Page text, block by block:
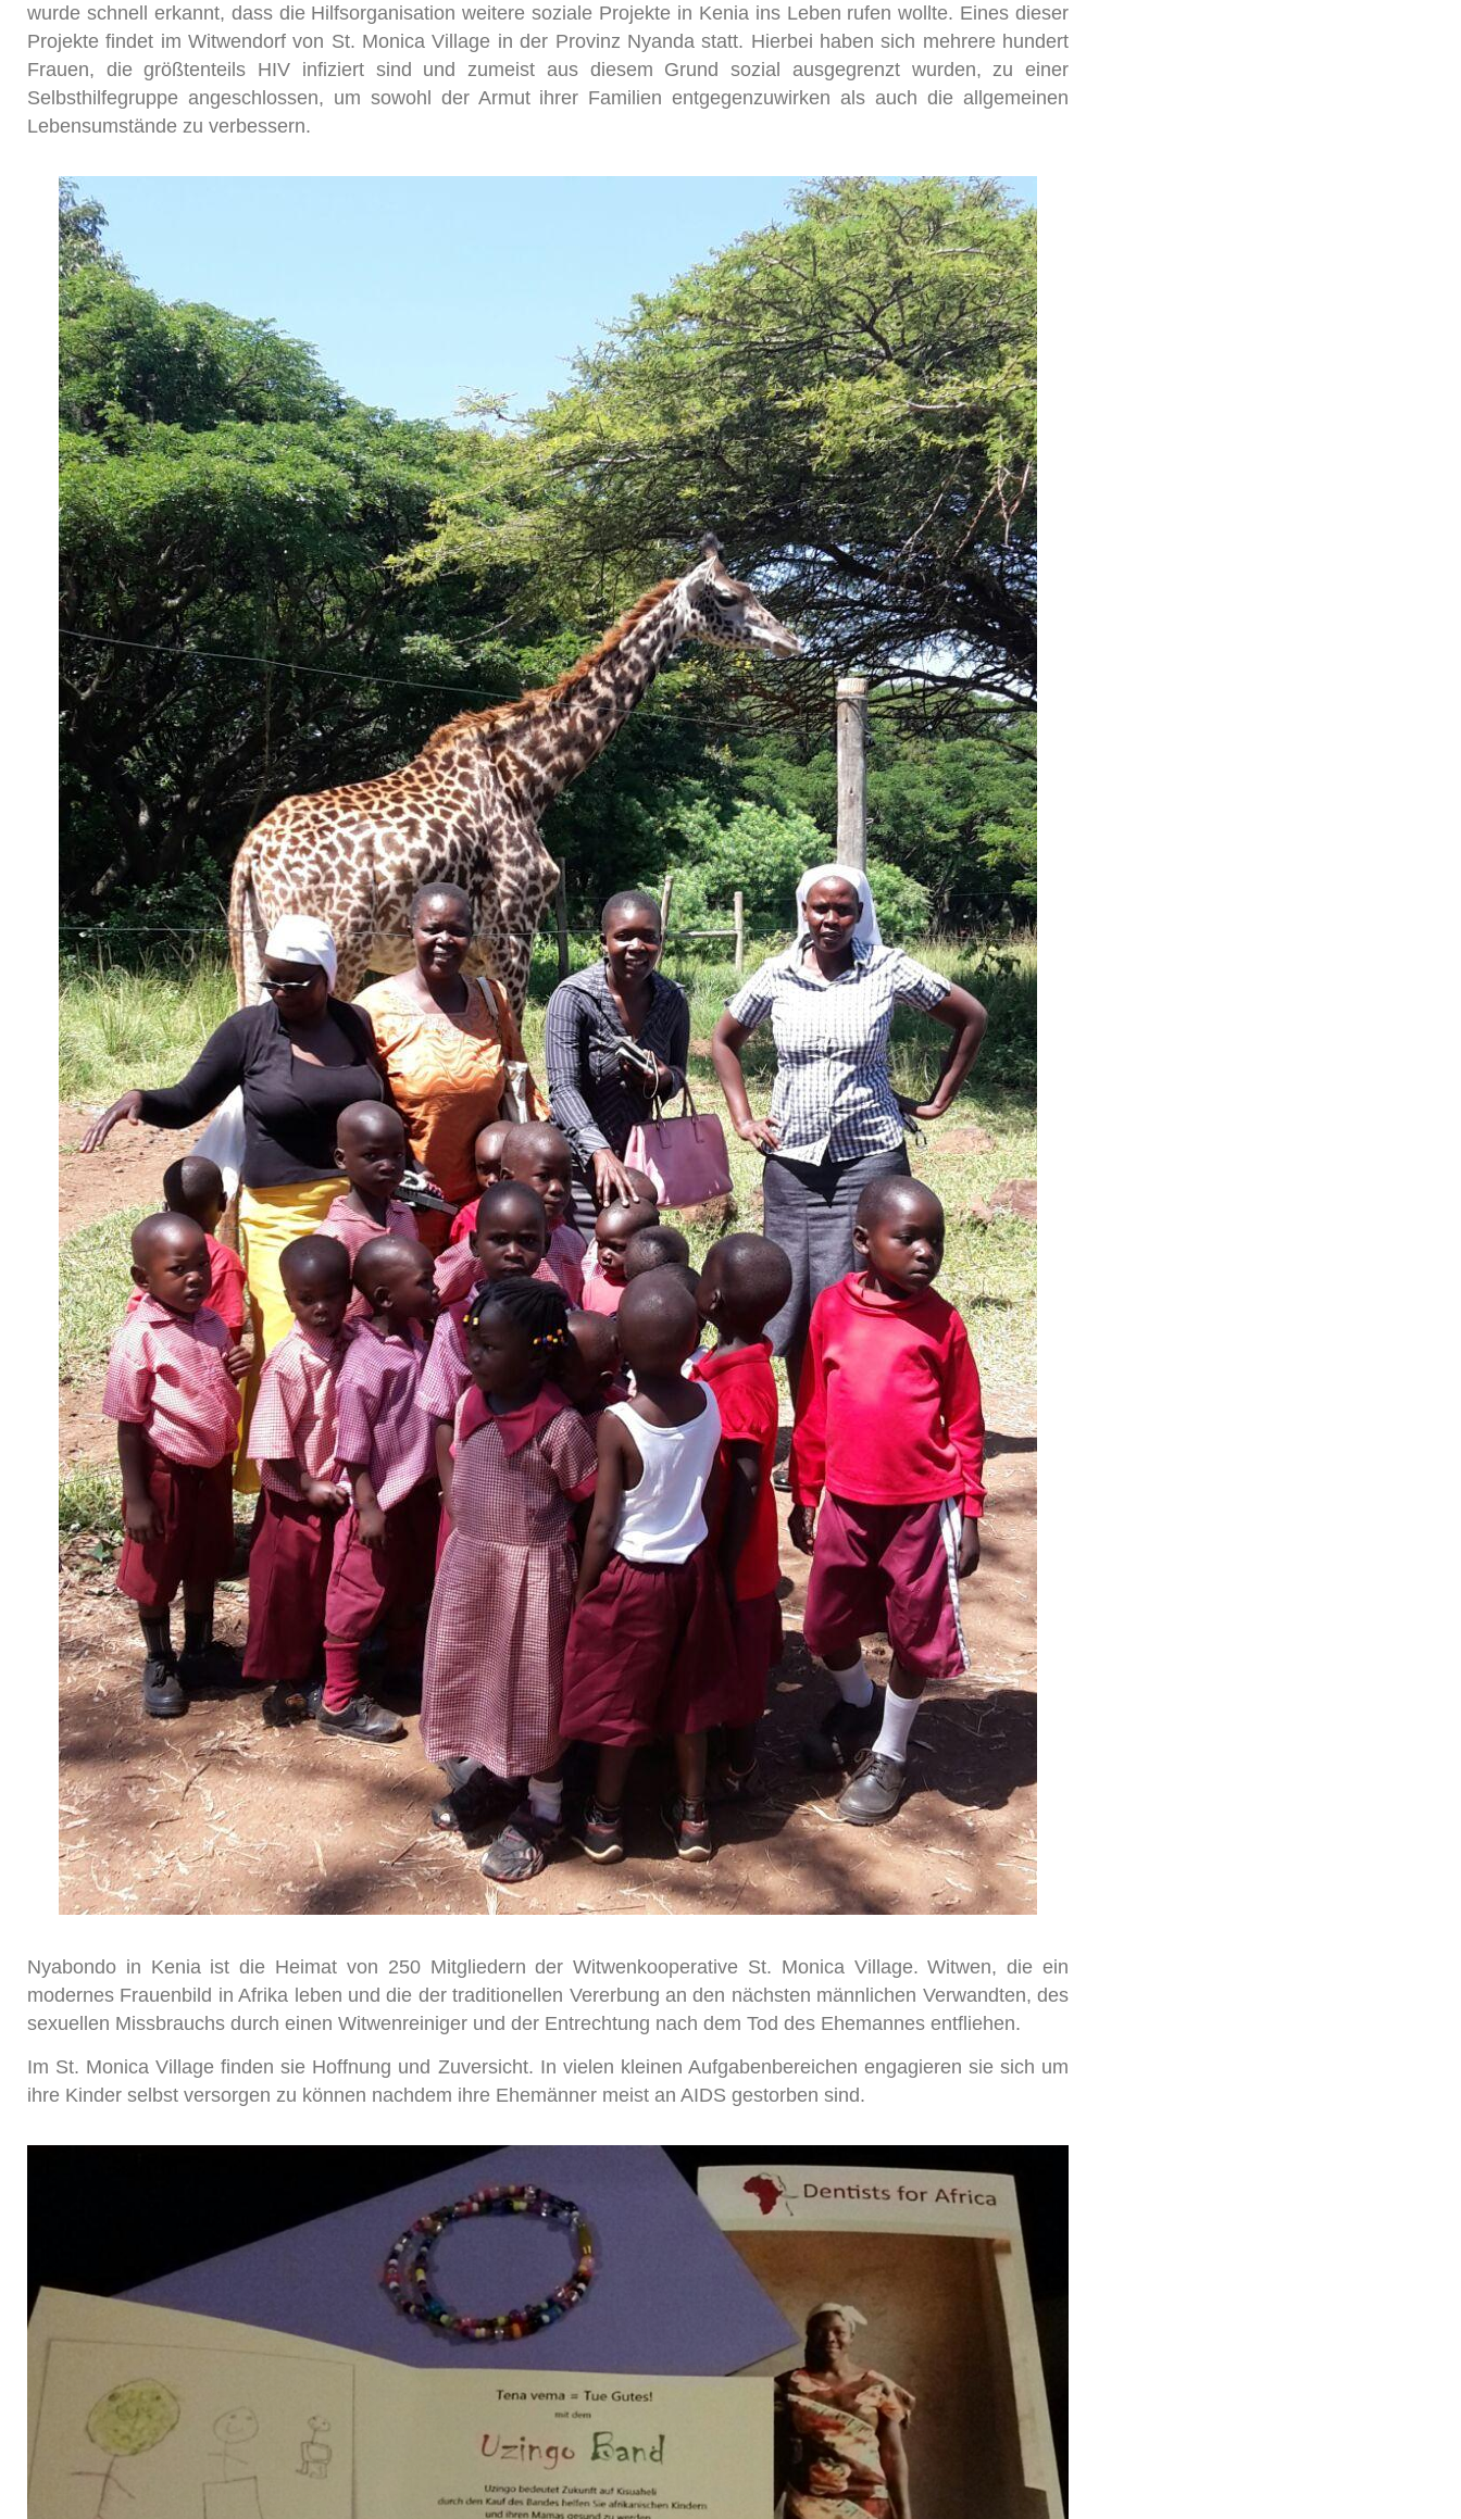
wurde schnell erkannt, dass die Hilfsorganisation weitere soziale Projekte in Kenia ins Leben rufen wollte. Eines dieser
Projekte findet im Witwendorf von St. Monica Village in der Provinz Nyanda statt. Hierbei haben sich mehrere hundert
Frauen, die größtenteils HIV infiziert sind und zumeist aus diesem Grund sozial ausgegrenzt wurden, zu einer
Selbsthilfegruppe angeschlossen, um sowohl der Armut ihrer Familien entgegenzuwirken als auch die allgemeinen
Lebensumstände zu verbessern.
Nyabondo in Kenia ist die Heimat von 250 Mitgliedern der Witwenkooperative St. Monica Village. Witwen, die ein
modernes Frauenbild in Afrika leben und die der traditionellen Vererbung an den nächsten männlichen Verwandten, des
sexuellen Missbrauchs durch einen Witwenreiniger und der Entrechtung nach dem Tod des Ehemannes entfliehen.
Im St. Monica Village finden sie Hoffnung und Zuversicht. In vielen kleinen Aufgabenbereichen engagieren sie sich um
ihre Kinder selbst versorgen zu können nachdem ihre Ehemänner meist an AIDS gestorben sind.